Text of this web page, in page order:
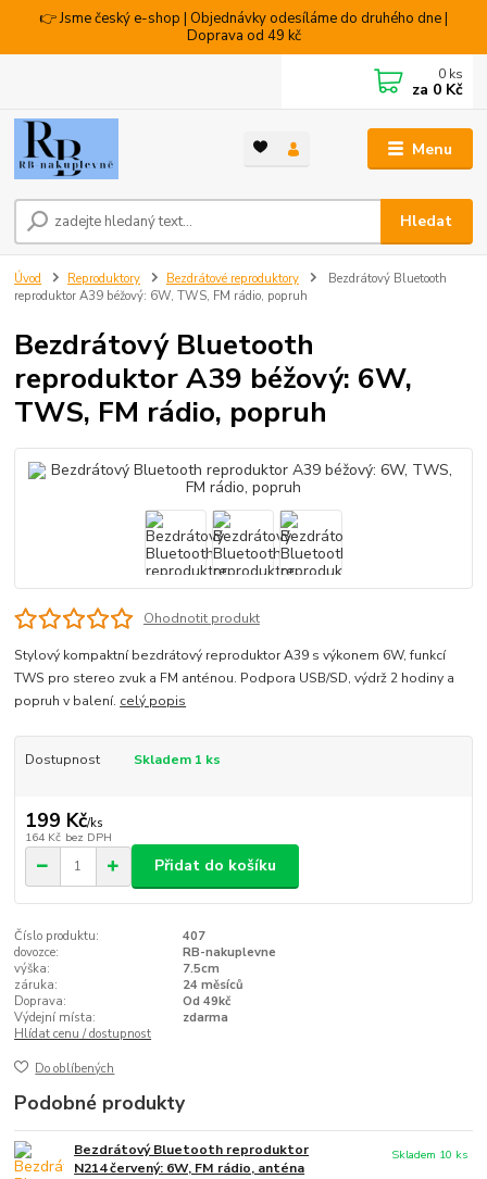
👉 Jsme český e-shop | Objednávky odesíláme do druhého dne |
Doprava od 49 kč
Menu
Hledat
0 ks
za 0 Kč
Úvod Reproduktory Bezdrátové reproduktory
Bezdrátový Bluetooth
reproduktor A39 béžový: 6W, TWS, FM rádio, popruh
Bezdrátový Bluetooth
reproduktor A39 béžový: 6W,
TWS, FM rádio, popruh
Ohodnotit produkt
Stylový kompaktní bezdrátový reproduktor A39 s výkonem 6W, funkcí
TWS pro stereo zvuk a FM anténou. Podpora USB/SD, výdrž 2 hodiny a
popruh v balení. celý popis
Dostupnost Skladem 1 ks
199 Kč/ks
164 Kč bez DPH
Přidat do košíku
Číslo produktu:
407
dovozce:
RB-nakuplevne
výška:
7.5cm
záruka:
24 měsíců
Doprava:
Od 49kč
Výdejní místa:
zdarma
Hlídat cenu / dostupnost
Do oblíbených
Podobné produkty
Bezdrátový Bluetooth reproduktor
N214 červený: 6W, FM rádio, anténa
Skladem 10 ks